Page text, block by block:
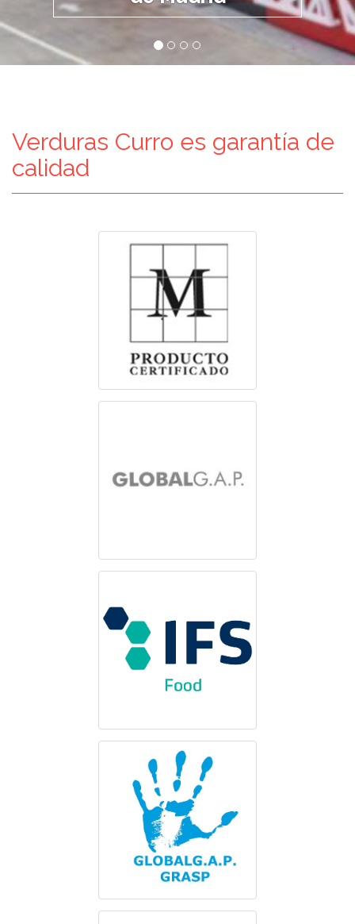
Verduras Curro es garantía de
calidad